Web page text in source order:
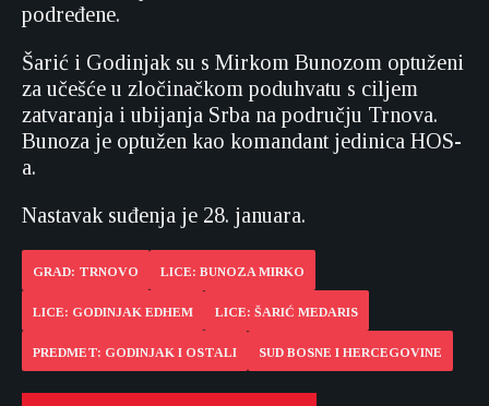
podređene.
Šarić i Godinjak su s Mirkom Bunozom optuženi
za učešće u zločinačkom poduhvatu s ciljem
zatvaranja i ubijanja Srba na području Trnova.
Bunoza je optužen kao komandant jedinica HOS-
a.
Nastavak suđenja je 28. januara.
GRAD: TRNOVO LICE: BUNOZA MIRKO
LICE: GODINJAK EDHEM LICE: ŠARIĆ MEDARIS
PREDMET: GODINJAK I OSTALI SUD BOSNE I HERCEGOVINE